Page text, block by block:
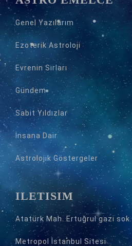
Genel Yazılarım
Ezoterik Astroloji
Evrenin Sırları
Gündem
Sabit Yıldızlar
İnsana Dair
Astrolojik Göstergeler
İLETİŞİM
Atatürk Mah. Ertuğrul gazi sok.
Metropol İstanbul Sitesi